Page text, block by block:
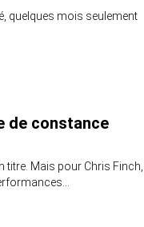
quelques mois seulement
de constance
Mais pour Chris Finch,